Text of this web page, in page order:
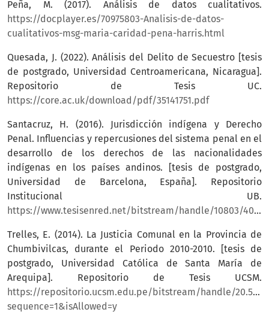
Peña, M. (2017). Análisis de datos cualitativos.
https://docplayer.es/70975803-Analisis-de-datos-
cualitativos-msg-maria-caridad-pena-harris.html
Quesada, J. (2022). Análisis del Delito de Secuestro [tesis
de postgrado, Universidad Centroamericana, Nicaragua].
Repositorio de Tesis UC.
https://core.ac.uk/download/pdf/35141751.pdf
Santacruz, H. (2016). Jurisdicción indígena y Derecho
Penal. Influencias y repercusiones del sistema penal en el
desarrollo de los derechos de las nacionalidades
indígenas en los países andinos. [tesis de postgrado,
Universidad de Barcelona, España]. Repositorio
Institucional UB.
https://www.tesisenred.net/bitstream/handle/10803/400018/HBSC_TESIS.pdf
Trelles, E. (2014). La Justicia Comunal en la Provincia de
Chumbivilcas, durante el Periodo 2010-2010. [tesis de
postgrado, Universidad Católica de Santa María de
Arequipa]. Repositorio de Tesis UCSM.
https://repositorio.ucsm.edu.pe/bitstream/handle/
sequence=1&isAllowed=y